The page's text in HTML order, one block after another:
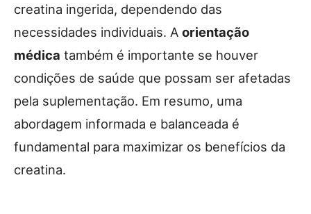
creatina ingerida, dependendo das
necessidades individuais. A orientação
médica também é importante se houver
condições de saúde que possam ser afetadas
pela suplementação. Em resumo, uma
abordagem informada e balanceada é
fundamental para maximizar os benefícios da
creatina.